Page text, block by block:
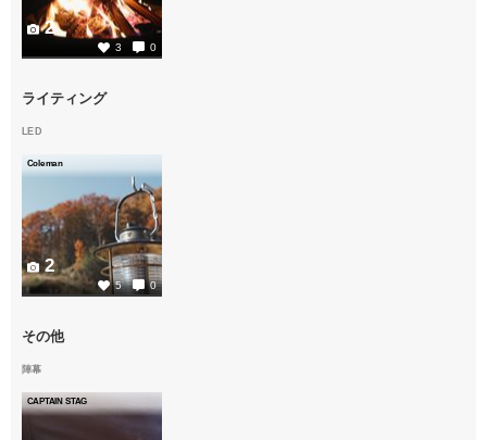
3 0
2
ライティング
LED
Coleman
5 0
2
その他
陣幕
CAPTAIN STAG